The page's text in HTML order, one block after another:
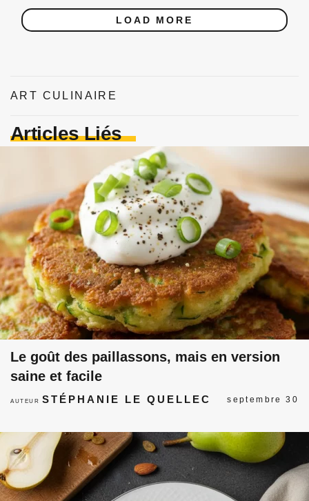
LOAD MORE
ART CULINAIRE
Articles Liés
Le goût des paillassons, mais en version
saine et facile
AUTEURSTÉPHANIE LE QUELLEC septembre 30